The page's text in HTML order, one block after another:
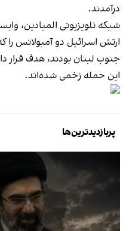
درآمدند.
شبکه تلویزیونی المیادین،
ارتش اسرائیل دو آمبولانس را
جنوب لبنان بودند، هدف قرار
این حمله زخمی شده‌اند.
پربازدیدترین‌ها